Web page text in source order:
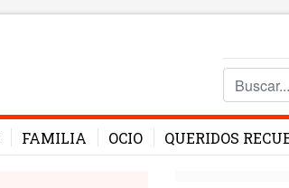
FAMILIA OCIO QUERIDOS